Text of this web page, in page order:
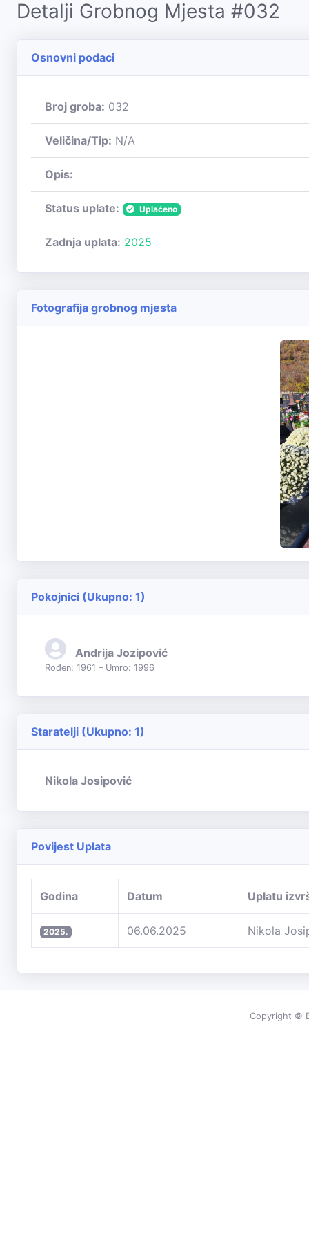
Detalji Grobnog Mjesta #032
Osnovni podaci
Broj groba: 032
Veličina/Tip: N/A
Opis:
Status uplate: Uplaćeno
Zadnja uplata: 2025
Fotografija grobnog mjesta
Pokojnici (Ukupno: 1)
Andrija Jozipović
Rođen: 1961 – Umro: 1996
Staratelji (Ukupno: 1)
Nikola Josipović
Povijest Uplata
Godina Datum Uplatu
2025. 06.06.2025 Nikola
Copyright ©